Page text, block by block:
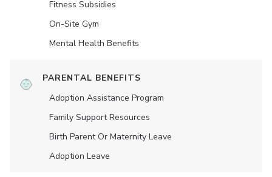
Fitness Subsidies
On-Site Gym
Mental Health Benefits
PARENTAL BENEFITS
Adoption Assistance Program
Family Support Resources
Birth Parent Or Maternity Leave
Adoption Leave